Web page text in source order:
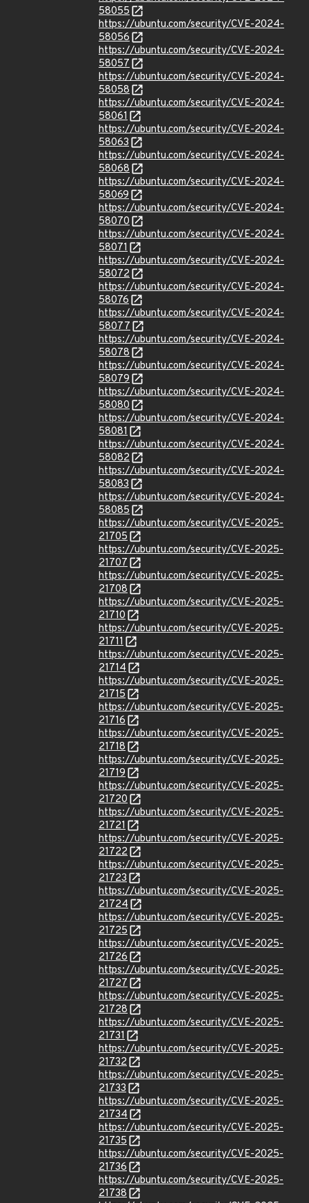
58055
https://ubuntu.com/security/CVE-2024-
58056
https://ubuntu.com/security/CVE-2024-
58057
https://ubuntu.com/security/CVE-2024-
58058
https://ubuntu.com/security/CVE-2024-
58061
https://ubuntu.com/security/CVE-2024-
58063
https://ubuntu.com/security/CVE-2024-
58068
https://ubuntu.com/security/CVE-2024-
58069
https://ubuntu.com/security/CVE-2024-
58070
https://ubuntu.com/security/CVE-2024-
58071
https://ubuntu.com/security/CVE-2024-
58072
https://ubuntu.com/security/CVE-2024-
58076
https://ubuntu.com/security/CVE-2024-
58077
https://ubuntu.com/security/CVE-2024-
58078
https://ubuntu.com/security/CVE-2024-
58079
https://ubuntu.com/security/CVE-2024-
58080
https://ubuntu.com/security/CVE-2024-
58081
https://ubuntu.com/security/CVE-2024-
58082
https://ubuntu.com/security/CVE-2024-
58083
https://ubuntu.com/security/CVE-2024-
58085
https://ubuntu.com/security/CVE-2025-
21705
https://ubuntu.com/security/CVE-2025-
21707
https://ubuntu.com/security/CVE-2025-
21708
https://ubuntu.com/security/CVE-2025-
21710
https://ubuntu.com/security/CVE-2025-
21711
https://ubuntu.com/security/CVE-2025-
21714
https://ubuntu.com/security/CVE-2025-
21715
https://ubuntu.com/security/CVE-2025-
21716
https://ubuntu.com/security/CVE-2025-
21718
https://ubuntu.com/security/CVE-2025-
21719
https://ubuntu.com/security/CVE-2025-
21720
https://ubuntu.com/security/CVE-2025-
21721
https://ubuntu.com/security/CVE-2025-
21722
https://ubuntu.com/security/CVE-2025-
21723
https://ubuntu.com/security/CVE-2025-
21724
https://ubuntu.com/security/CVE-2025-
21725
https://ubuntu.com/security/CVE-2025-
21726
https://ubuntu.com/security/CVE-2025-
21727
https://ubuntu.com/security/CVE-2025-
21728
https://ubuntu.com/security/CVE-2025-
21731
https://ubuntu.com/security/CVE-2025-
21732
https://ubuntu.com/security/CVE-2025-
21733
https://ubuntu.com/security/CVE-2025-
21734
https://ubuntu.com/security/CVE-2025-
21735
https://ubuntu.com/security/CVE-2025-
21736
https://ubuntu.com/security/CVE-2025-
21738